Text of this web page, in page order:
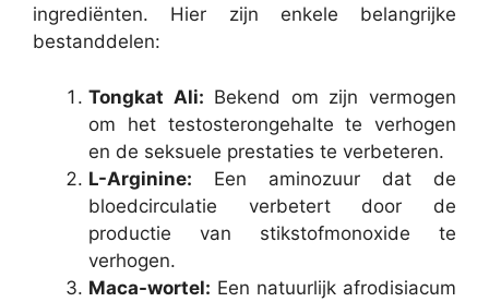
ingrediënten. Hier zijn enkele belangrijke
bestanddelen:
Tongkat Ali: Bekend om zijn vermogen
om het testosterongehalte te verhogen
en de seksuele prestaties te verbeteren.
L-Arginine: Een aminozuur dat de
bloedcirculatie verbetert door de
productie van stikstofmonoxide te
verhogen.
Maca-wortel: Een natuurlijk afrodisiacum